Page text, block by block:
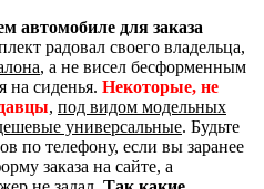
автомобиле для заказа
радовал своего владельца,
, а не висел бесформенным
на сиденья. Некоторые, не
, под видом модельных
универсальные. Будьте
по телефону, если вы заранее
заказа на сайте, а